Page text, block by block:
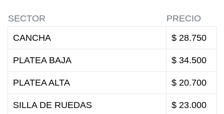
SECTOR
PRECIO
CANCHA
$ 28.750
PLATEA BAJA $ 34.500
PLATEA ALTA $ 20.700
SILLA DE RUEDAS $ 23.000